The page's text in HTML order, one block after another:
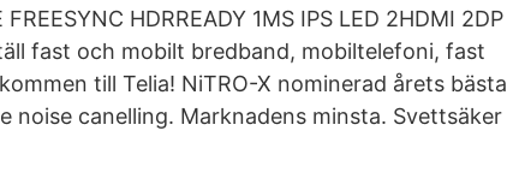
HDRREADY 1MS IPS LED 2HDMI 2DP
fast och mobilt bredband, mobiltelefoni, fast
till Telia! NiTRO-X nominerad årets bästa
noise canelling. Marknadens minsta. Svettsäker